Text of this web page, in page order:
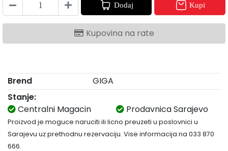
Dodaj Kupi
Kupovina na rate
Brend
GIGA
Stanje:
Centralni Magacin
Prodavnica Sarajevo
Proizvod je moguce naruciti ili licno preuzeti u poslovnici u
Sarajevu uz prethodnu rezervaciju. Vise informacija na 033 870
666.